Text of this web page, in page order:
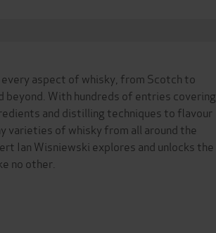
aspect of whisky, from Scotch to
beyond. With hundreds of entries covering
and distilling techniques to flavour
varieties of whisky from all around the
Ian Wisniewski explores and unlocks the
no other.